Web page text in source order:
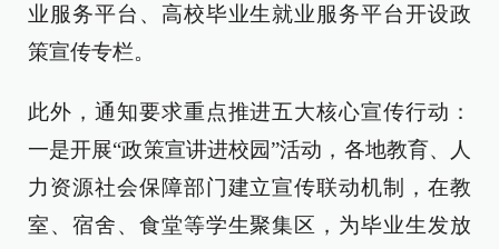
业服务平台、高校毕业生就业服务平台开设政
策宣传专栏。
此外，通知要求重点推进五大核心宣传行动：
一是开展“政策宣讲进校园”活动，各地教育、人
力资源社会保障部门建立宣传联动机制，在教
室、宿舍、食堂等学生聚集区，为毕业生发放